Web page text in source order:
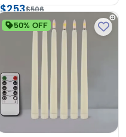
$253$506
Envío Boost
Agregar
50% OFF